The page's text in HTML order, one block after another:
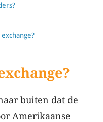
buiten dat de
Amerikaanse